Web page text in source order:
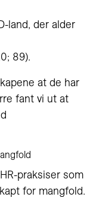
land, der alder
89).
at de har
fant vi ut at
praksiser som
for mangfold.